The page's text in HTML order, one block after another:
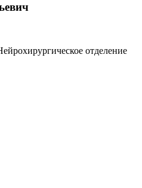
отделение